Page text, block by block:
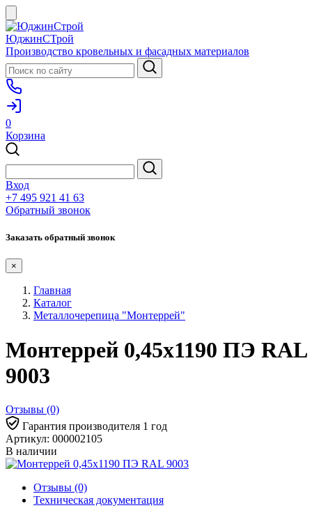
ЮджинСТрой
Производство кровельных и фасадных материалов
0
Корзина
Вход
+7 495 921 41 63
Обратный звонок
Заказать обратный звонок
×
Главная
Каталог
Металлочерепица "Монтеррей"
Монтеррей 0,45х1190 ПЭ RAL
9003
Отзывы (0)
Гарантия производителя 1 год
Артикул: 000002105
В наличии
Отзывы (0)
Техническая документация